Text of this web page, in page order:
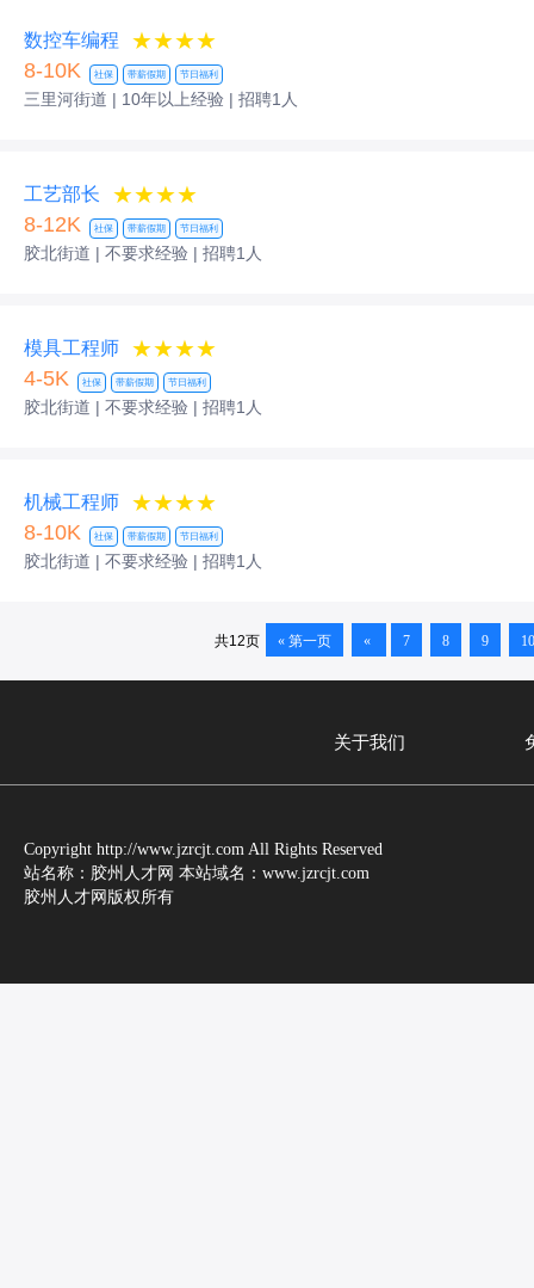
数控车编程 ★★★★
8-10K 社保 带薪假期 节日福利
三里河街道 | 10年以上经验 | 招聘1人
工艺部长 ★★★★
8-12K 社保 带薪假期 节日福利
胶北街道 | 不要求经验 | 招聘1人
模具工程师 ★★★★
4-5K 社保 带薪假期 节日福利
胶北街道 | 不要求经验 | 招聘1人
机械工程师 ★★★★
8-10K 社保 带薪假期 节日福利
胶北街道 | 不要求经验 | 招聘1人
共12页 « 第一页 « 7 8 9 10
关于我们
Copyright http://www.jzrcjt.com All Rights Reserved
站名称：胶州人才网 本站域名：www.jzrcjt.com
胶州人才网版权所有